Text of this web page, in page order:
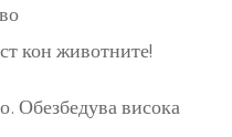
кон животните!
Обезбедува висока